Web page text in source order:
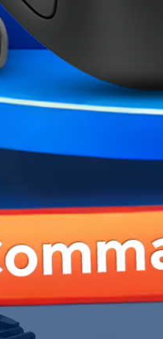
ZOTAC Gaming
5050...
3 999,00 MAD
ONT